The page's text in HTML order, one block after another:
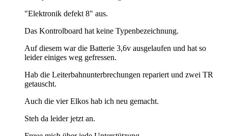
"Elektronik defekt 8" aus.
Das Kontrolboard hat keine Typenbezeichnung.
Auf diesem war die Batterie 3,6v ausgelaufen und hat so
leider einiges weg gefressen.
Hab die Leiterbahnunterbrechungen repariert und zwei TR
getauscht.
Auch die vier Elkos hab ich neu gemacht.
Steh da leider jetzt an.